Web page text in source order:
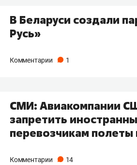
В Беларуси создали
Русь»
Комментарии 1
СМИ: Авиакомпании
запретить
перевозчикам
Комментарии 14